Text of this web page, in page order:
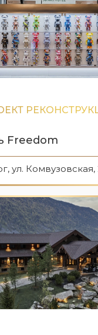
Freedom
ул. Комвузовская,